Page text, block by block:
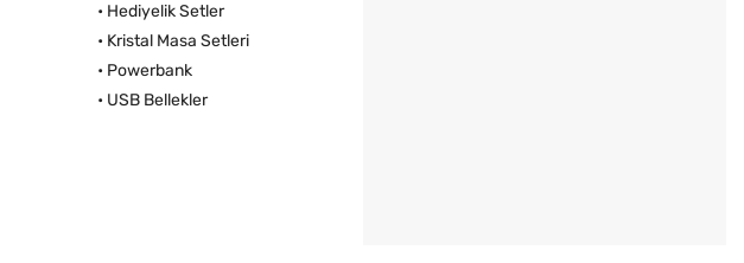
• Hediyelik Setler
• Kristal Masa Setleri
• Powerbank
• USB Bellekler